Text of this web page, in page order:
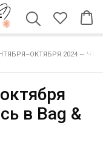
2024 — ЧТО
в Bag &